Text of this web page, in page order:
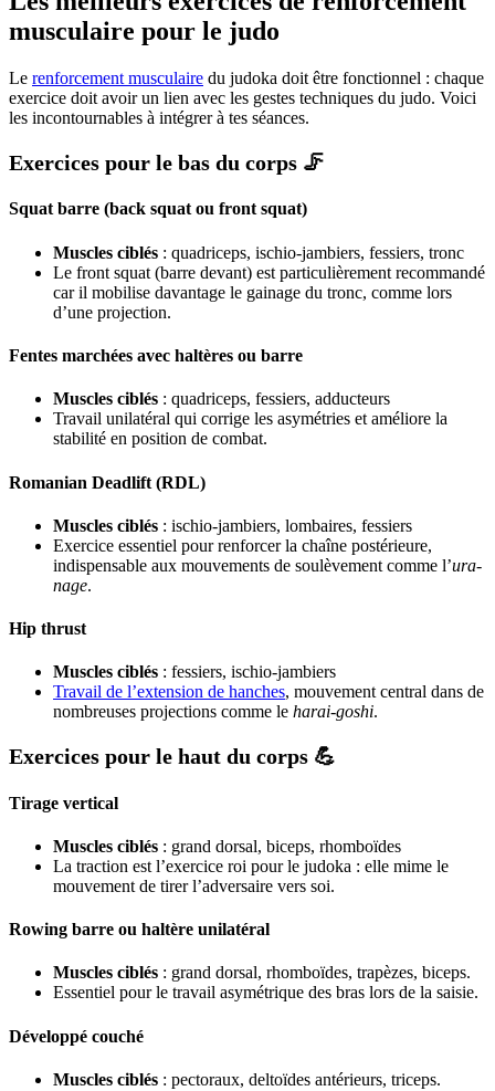
musculaire pour le judo
Le renforcement musculaire du judoka doit être fonctionnel : chaque
exercice doit avoir un lien avec les gestes techniques du judo. Voici
les incontournables à intégrer à tes séances.
Exercices pour le bas du corps 🦵
Squat barre (back squat ou front squat)
Muscles ciblés : quadriceps, ischio-jambiers, fessiers, tronc
Le front squat (barre devant) est particulièrement recommandé
car il mobilise davantage le gainage du tronc, comme lors
d’une projection.
Fentes marchées avec haltères ou barre
Muscles ciblés : quadriceps, fessiers, adducteurs
Travail unilatéral qui corrige les asymétries et améliore la
stabilité en position de combat.
Romanian Deadlift (RDL)
Muscles ciblés : ischio-jambiers, lombaires, fessiers
Exercice essentiel pour renforcer la chaîne postérieure,
indispensable aux mouvements de soulèvement comme l’ura-
nage.
Hip thrust
Muscles ciblés : fessiers, ischio-jambiers
Travail de l’extension de hanches, mouvement central dans de
nombreuses projections comme le harai-goshi.
Exercices pour le haut du corps 💪
Tirage vertical
Muscles ciblés : grand dorsal, biceps, rhomboïdes
La traction est l’exercice roi pour le judoka : elle mime le
mouvement de tirer l’adversaire vers soi.
Rowing barre ou haltère unilatéral
Muscles ciblés : grand dorsal, rhomboïdes, trapèzes, biceps.
Essentiel pour le travail asymétrique des bras lors de la saisie.
Développé couché
Muscles ciblés : pectoraux, deltoïdes antérieurs, triceps.